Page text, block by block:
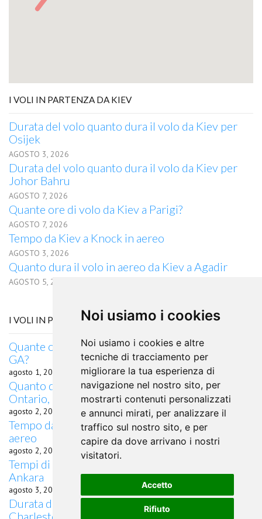
Noi usiamo i cookies
Noi usiamo i cookies e altre
tecniche di tracciamento per
migliorare la tua esperienza di
navigazione nel nostro sito, per
mostrarti contenuti personalizzati
e annunci mirati, per analizzare il
traffico sul nostro sito, e per
capire da dove arrivano i nostri
visitatori.
Accetto
Rifiuto
I VOLI IN PARTENZA DA KIEV
Durata del volo quanto dura il volo da Kiev per
Osijek
AGOSTO 3, 2026
Durata del volo quanto dura il volo da Kiev per
Johor Bahru
AGOSTO 7, 2026
Quante ore di volo da Kiev a Parigi?
AGOSTO 7, 2026
Tempo da Kiev a Knock in aereo
AGOSTO 3, 2026
Quanto dura il volo in aereo da Kiev a Agadir
AGOSTO 5, 2026
I VOLI IN PARTENZA DA CHARLESTON, WV
Quante ore di volo da Charleston, WV a Augusta,
GA?
agosto 1, 2026
Quanto dura il volo in aereo da Charleston, WV a
Ontario, CA
agosto 2, 2026
Tempo da Charleston, WV a Bathurst, NSW in
aereo
agosto 2, 2026
Tempi di percorrenza volo Charleston, WV
Ankara
agosto 3, 2026
Durata del volo quanto dura il volo da
Charleston, WV per Narrabri, NSW